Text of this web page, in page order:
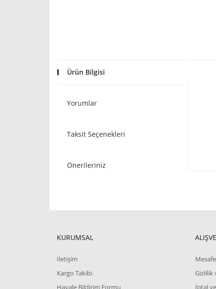
Ürün Bilgisi
Yorumlar
Taksit Seçenekleri
Önerileriniz
KURUMSAL
İletişim
Kargo Takibi
Havale Bildirim Formu
Gizlilik
İptal